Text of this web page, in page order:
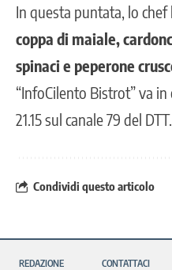
In questa puntata, lo
coppa di maiale,
spinaci e peperone
“InfoCilento Bistrot” va
21.15 sul canale 79 del DTT.
Condividi questo articolo
REDAZIONE CONTATTACI